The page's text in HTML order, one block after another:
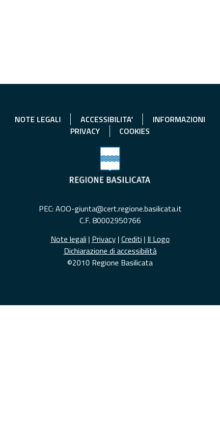
NOTE LEGALI ACCESSIBILITA'
INFORMAZIONI
PRIVACY
COOKIES
PEC: AOO-giunta@cert.regione.basilicata.it
C.F. 80002950766
Note legali | Privacy| Crediti | Il Logo
Dichiarazione di accessibilità
©2010 Regione Basilicata